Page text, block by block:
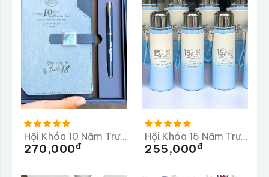
Hội Khóa 10 Năm Trường THPT Mộng Dương
270,000Đ
Hội Khóa 15 Năm Trường THPT Ba Bể
255,000Đ